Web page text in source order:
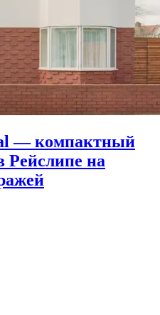
— компактный
Рейслипе на